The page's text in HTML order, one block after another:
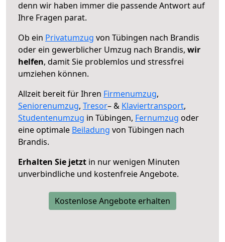
denn wir haben immer die passende Antwort auf
Ihre Fragen parat.
Ob ein Privatumzug von Tübingen nach Brandis
oder ein gewerblicher Umzug nach Brandis, wir
helfen, damit Sie problemlos und stressfrei
umziehen können.
Allzeit bereit für Ihren Firmenumzug,
Seniorenumzug, Tresor– & Klaviertransport,
Studentenumzug in Tübingen, Fernumzug oder
eine optimale Beiladung von Tübingen nach
Brandis.
Erhalten Sie jetzt in nur wenigen Minuten
unverbindliche und kostenfreie Angebote.
Kostenlose Angebote erhalten